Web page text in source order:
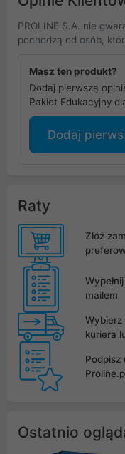
PROLINE S.A. nie
pochodzą od osób,
Masz ten produkt?
Dodaj pierwszą
Pakiet Edukacyjny
Dodaj
Raty
Złóż
mailem
Wybierz
kuriera
Podpisz
Ostatnio